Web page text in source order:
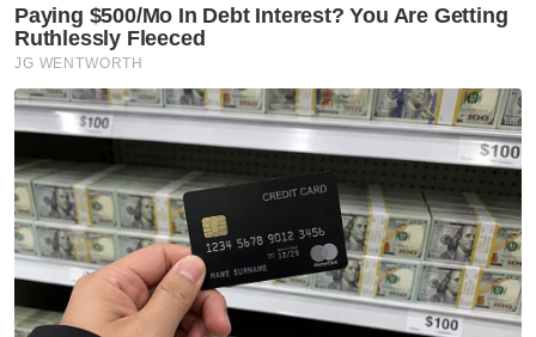
anggota FRU yang maut
Nahas FRU: 'Menitis air mata ketika keluarkan
mangsa seorang demi seorang' - Bomba
Nahas FRU: Pasukan petugas khas ditubuhkan
Sebelum ini, media melaporkan, sekurang-
kurangnya sembilan anggota FRU maut
dalam nahas melibatkan sebuah kenderaan
milik pasukan itu bertembung dengan lori
muatan batu di Jalan Chikus -Sungai
Lampam, Teluk Intan, Perak pada Selasa.